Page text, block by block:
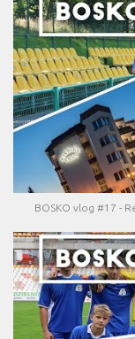
BOSKO vlog #17 -